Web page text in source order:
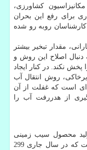
کشاورزی،
برای رفع این بحران
کارشناسان روبه رو شده
مقدار تبخیر بیشتر
اصلاح این روش و
نکند. در کنار ایجاد
روش انتقال آب
ای است که غفلت از آن
از هدررفت آب را
محصول سیب زمینی
و نوار تیپ است که در سال جاری 299